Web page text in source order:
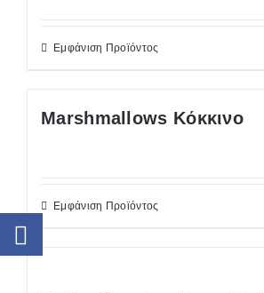
Εμφάνιση Προϊόντος
Marshmallows Κόκκινο
Εμφάνιση Προϊόντος